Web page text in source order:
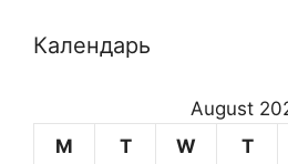
Календарь
August
M
T W T